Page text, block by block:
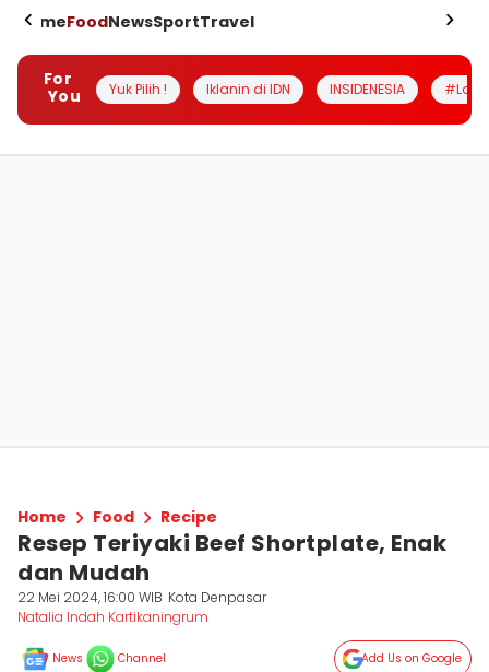
HomeFoodNewsSportTravel
For
You
Yuk Pilih ! Iklanin di IDN INSIDENESIA
Home Food Recipe
Resep Teriyaki Beef Shortplate, Enak
dan Mudah
22 Mei 2024, 16:00 WIB Kota Denpasar
Natalia Indah Kartikaningrum
News Channel Add Us on Google